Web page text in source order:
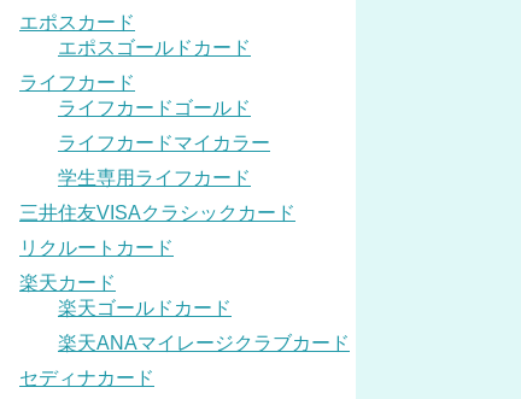
エポスカード
エポスゴールドカード
ライフカード
ライフカードゴールド
ライフカードマイカラー
学生専用ライフカード
三井住友VISAクラシックカード
リクルートカード
楽天カード
楽天ゴールドカード
楽天ANAマイレージクラブカード
セディナカード